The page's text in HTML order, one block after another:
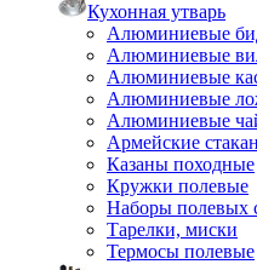
Кухонная утварь
Алюминиевые
Алюминиевые
Алюминиевые
Алюминиевые
Алюминиевые
Армейские
Казаны походные
Кружки полевые
Наборы полевых
Тарелки, миски
Термосы полевые